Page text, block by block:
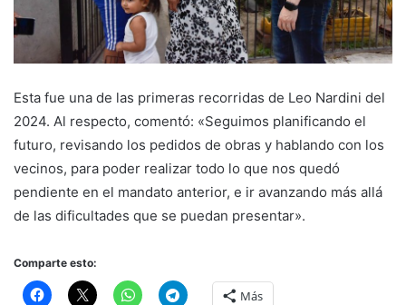
Esta fue una de las primeras recorridas de Leo Nardini del
2024. Al respecto, comentó: «Seguimos planificando el
futuro, revisando los pedidos de obras y hablando con los
vecinos, para poder realizar todo lo que nos quedó
pendiente en el mandato anterior, e ir avanzando más allá
de las dificultades que se puedan presentar».
Comparte esto:
Más